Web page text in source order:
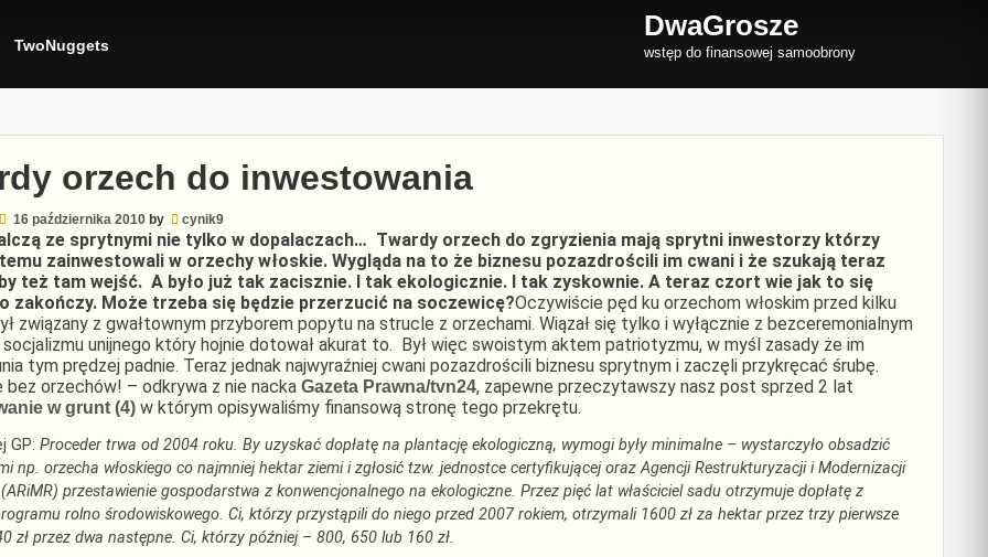
TwoNuggets
DwaGrosze
wstęp do finansowej samoobrony
orzech do inwestowania
16 października 2010by cynik9
ze sprytnymi nie tylko w dopalaczach… Twardy orzech do zgryzienia mają sprytni inwestorzy którzy
zainwestowali w orzechy włoskie. Wygląda na to że biznesu pozazdrościli im cwani i że szukają teraz
też tam wejść. A było już tak zacisznie. I tak ekologicznie. I tak zyskownie. A teraz czort wie jak to się
zakończy. Może trzeba się będzie przerzucić na soczewicę?Oczywiście pęd ku orzechom włoskim przed kilku
związany z gwałtownym przyborem popytu na strucle z orzechami. Wiązał się tylko i wyłącznie z bezceremonialnym
unijnego który hojnie dotował akurat to. Był więc swoistym aktem patriotyzmu, w myśl zasady że im
tym prędzej padnie. Teraz jednak najwyraźniej cwani pozazdrościli biznesu sprytnym i zaczęli przykręcać śrubę.
bez orzechów! – odkrywa z nie nacka Gazeta Prawna/tvn24, zapewne przeczytawszy nasz post sprzed 2 lat
w grunt (4)w którym opisywaliśmy finansową stronę tego przekrętu.
GP: Proceder trwa od 2004 roku. By uzyskać dopłatę na plantację ekologiczną, wymogi były minimalne – wystarczyło obsadzić
np. orzecha włoskiego co najmniej hektar ziemi i zgłosić tzw. jednostce certyfikującej oraz Agencji Restrukturyzacji i Modernizacji
przestawienie gospodarstwa z konwencjonalnego na ekologiczne. Przez pięć lat właściciel sadu otrzymuje dopłatę z
rolno środowiskowego. Ci, którzy przystąpili do niego przed 2007 rokiem, otrzymali 1600 zł za hektar przez trzy pierwsze
zł przez dwa następne. Ci, którzy później – 800, 650 lub 160 zł.